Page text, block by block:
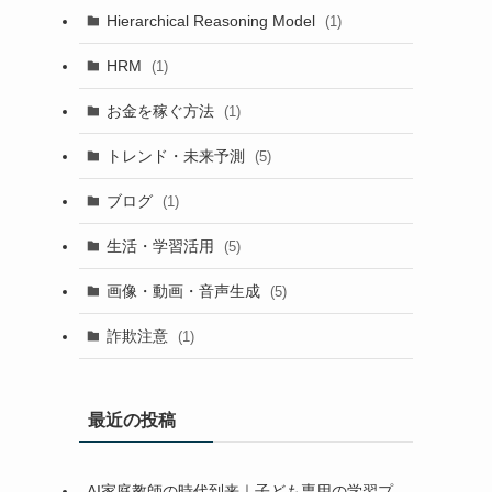
Hierarchical Reasoning Model (1)
HRM (1)
お金を稼ぐ方法 (1)
トレンド・未来予測 (5)
ブログ (1)
生活・学習活用 (5)
画像・動画・音声生成 (5)
詐欺注意 (1)
最近の投稿